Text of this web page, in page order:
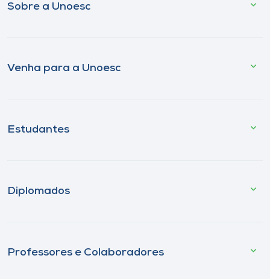
Sobre a Unoesc
Venha para a Unoesc
Estudantes
Diplomados
Professores e Colaboradores